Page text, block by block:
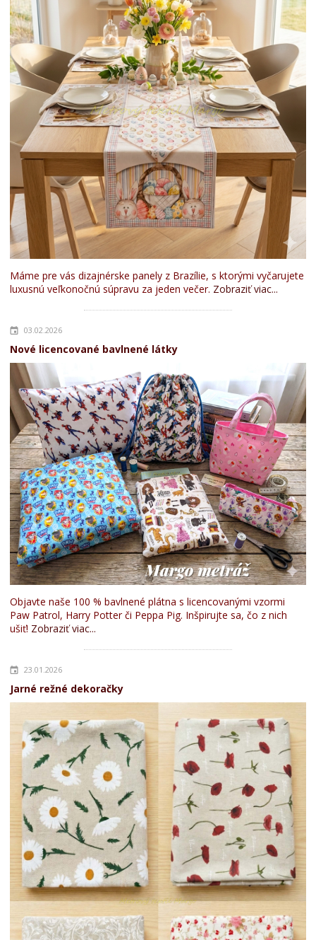
Máme pre vás dizajnérske panely z Brazílie, s ktorými vyčarujete
luxusnú veľkonočnú súpravu za jeden večer. Zobraziť viac...
03.02.2026
Nové licencované bavlnené látky
Objavte naše 100 % bavlnené plátna s licencovanými vzormi
Paw Patrol, Harry Potter či Peppa Pig. Inšpirujte sa, čo z nich
ušiť! Zobraziť viac...
23.01.2026
Jarné režné dekoračky